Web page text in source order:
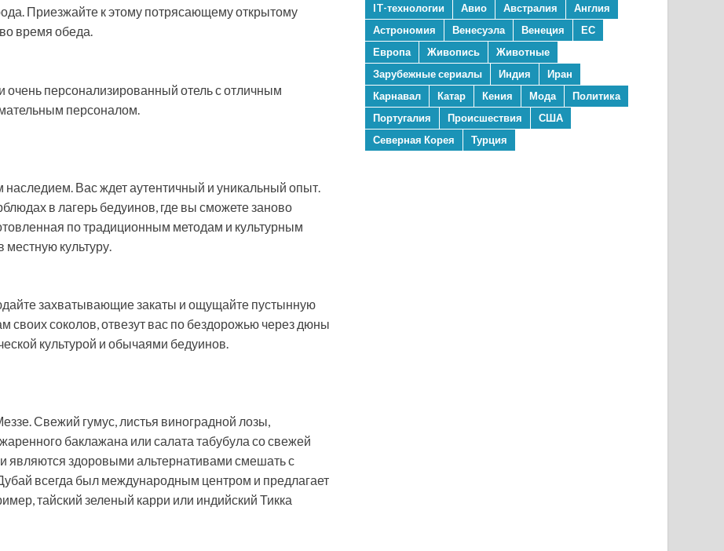
Приезжайте к этому потрясающему открытому
время обеда.
очень персонализированный отель с отличным
персоналом.
Вас ждет аутентичный и уникальный опыт.
в лагерь бедуинов, где вы сможете заново
по традиционным методам и культурным
местную культуру.
захватывающие закаты и ощущайте пустынную
своих соколов, отвезут вас по бездорожью через дюны
культурой и обычаями бедуинов.
Свежий гумус, листья виноградной лозы,
баклажана или салата табубула со свежей
являются здоровыми альтернативами смешать с
всегда был международным центром и предлагает
тайский зеленый карри или индийский Тикка
IT-технологии Авио Австралия
Англия
Астрономия
Венесуэла Венеция
ЕС
Европа
Живопись
Животные
Зарубежные сериалы
Индия
Иран
Карнавал
Катар Кения Мода
Политика
Португалия
Происшествия
США
Северная Корея
Турция